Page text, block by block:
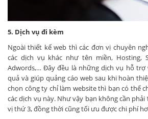
5. Dịch vụ đi kèm
Ngoài thiết kế web thì các đơn vị chuyên
các dịch vụ khác như tên miền, Hosting,
Adwords,… Đây đều là những dịch vụ hỗ trợ
quả và giúp quảng cáo web sau khi hoàn
chọn công ty chỉ làm website thì bạn có thể
các dịch vụ này. Như vậy bạn không cần
vị thứ 3, đồng thời cũng tối ưu được chi phí